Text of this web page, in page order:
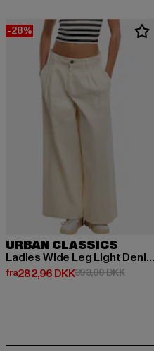
-28%
URBAN CLASSICS
Ladies Wide Leg Light Denim Pants
fra282,96 DKK
Nuværende pris: Fra 282,96 DKK
393,00 DKK